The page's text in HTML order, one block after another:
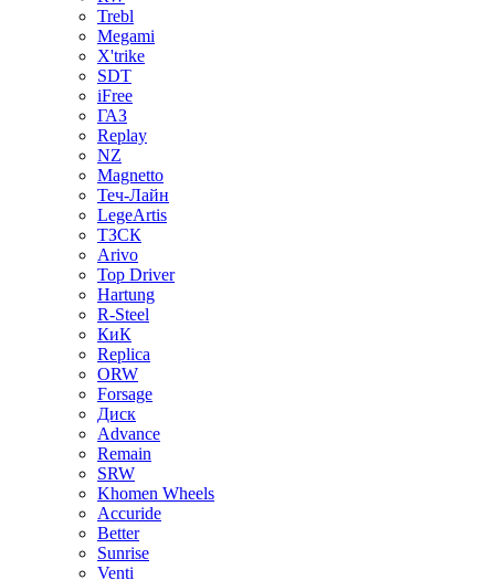
Trebl
Megami
X'trike
SDT
iFree
ГАЗ
Replay
NZ
Magnetto
Теч-Лайн
LegeArtis
ТЗСК
Arivo
Top Driver
Hartung
R-Steel
КиК
Replica
ORW
Forsage
Диск
Advance
Remain
SRW
Khomen Wheels
Accuride
Better
Sunrise
Venti